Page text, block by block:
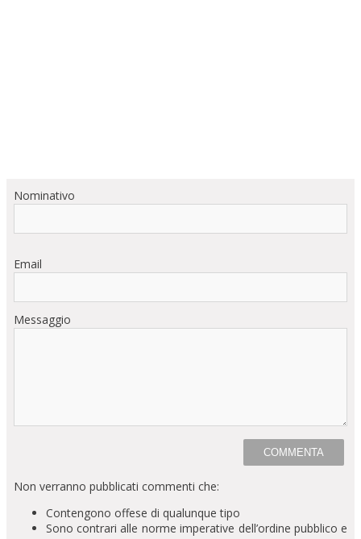
Nominativo
Email
Messaggio
Non verranno pubblicati commenti che:
Contengono offese di qualunque tipo
Sono contrari alle norme imperative dell’ordine pubblico e